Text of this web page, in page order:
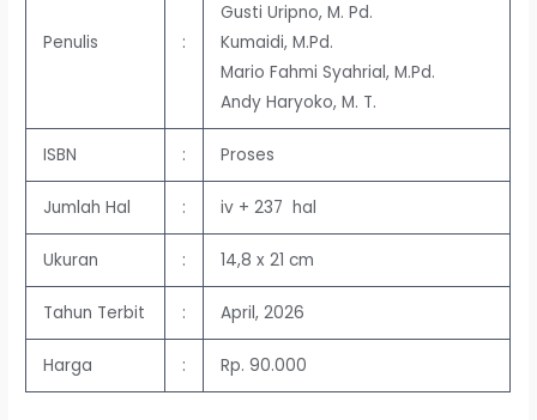
Penulis :
Gusti Uripno, M. Pd.
Kumaidi, M.Pd.
Mario Fahmi Syahrial, M.Pd.
Andy Haryoko, M. T.
ISBN : Proses
Jumlah Hal : iv + 237 hal
Ukuran : 14,8 x 21 cm
Tahun Terbit : April, 2026
Harga : Rp. 90.000